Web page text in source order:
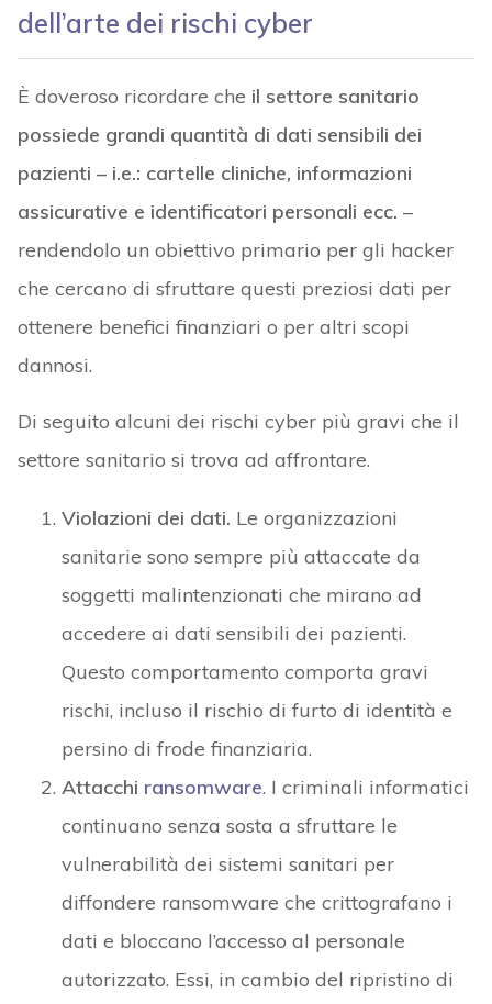
dell’arte dei rischi cyber
È doveroso ricordare che il settore sanitario
possiede grandi quantità di dati sensibili dei
pazienti – i.e.: cartelle cliniche, informazioni
assicurative e identificatori personali ecc. –
rendendolo un obiettivo primario per gli hacker
che cercano di sfruttare questi preziosi dati per
ottenere benefici finanziari o per altri scopi
dannosi.
Di seguito alcuni dei rischi cyber più gravi che il
settore sanitario si trova ad affrontare.
Violazioni dei dati. Le organizzazioni
sanitarie sono sempre più attaccate da
soggetti malintenzionati che mirano ad
accedere ai dati sensibili dei pazienti.
Questo comportamento comporta gravi
rischi, incluso il rischio di furto di identità e
persino di frode finanziaria.
Attacchi ransomware. I criminali informatici
continuano senza sosta a sfruttare le
vulnerabilità dei sistemi sanitari per
diffondere ransomware che crittografano i
dati e bloccano l’accesso al personale
autorizzato. Essi, in cambio del ripristino di